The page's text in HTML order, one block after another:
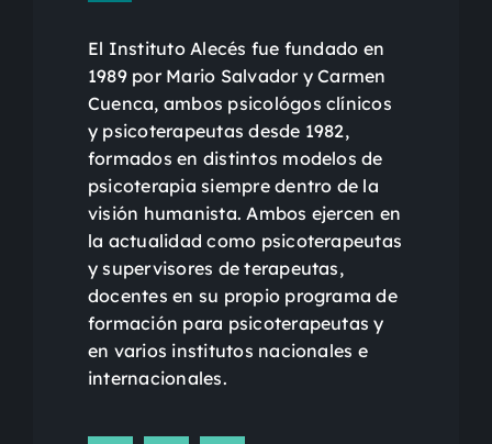
El Instituto Alecés fue fundado en
1989 por Mario Salvador y Carmen
Cuenca, ambos psicológos clínicos
y psicoterapeutas desde 1982,
formados en distintos modelos de
psicoterapia siempre dentro de la
visión humanista. Ambos ejercen en
la actualidad como psicoterapeutas
y supervisores de terapeutas,
docentes en su propio programa de
formación para psicoterapeutas y
en varios institutos nacionales e
internacionales.